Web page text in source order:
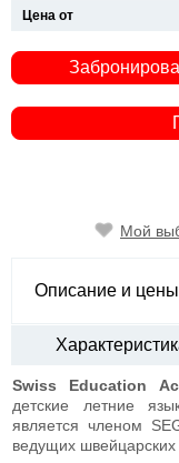
Цена от
Мой
Описание и цены
Swiss Education
детские летние
является членом
ведущих